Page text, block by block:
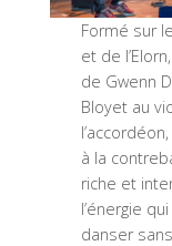
Formé sur
et de
de Gwenn
Bloyet au
à la
riche et
l’énergie
danser